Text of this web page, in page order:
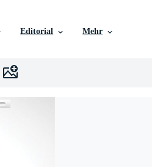
Editorial Mehr